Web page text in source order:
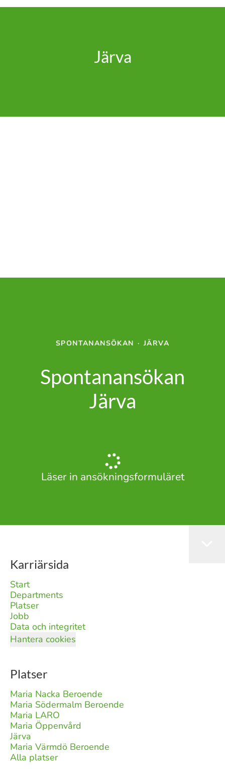
Järva
SPONTANANSÖKAN · JÄRVA
Spontanansökan
Järva
Läser in ansökningsformuläret
Karriärsida
Start
Departments
Platser
Jobb
Data och integritet
Hantera cookies
Platser
Maria Nacka Beroende
Maria Södermalm Beroende
Maria LARO
Maria Öppenvård
Järva
Maria Värmdö Beroende
Alla platser